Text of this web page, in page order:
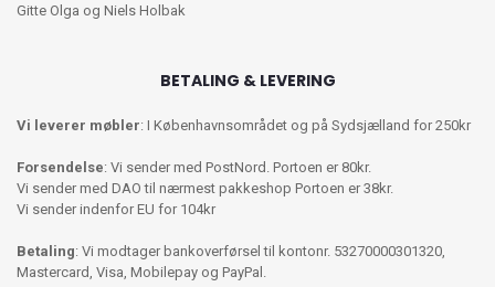
Gitte Olga og Niels Holbak
BETALING & LEVERING
Vi leverer møbler: I Københavnsområdet og på Sydsjælland for 250kr
Forsendelse: Vi sender med PostNord. Portoen er 80kr.
Vi sender med DAO til nærmest pakkeshop Portoen er 38kr.
Vi sender indenfor EU for 104kr
Betaling: Vi modtager bankoverførsel til kontonr. 53270000301320,
Mastercard, Visa, Mobilepay og PayPal.